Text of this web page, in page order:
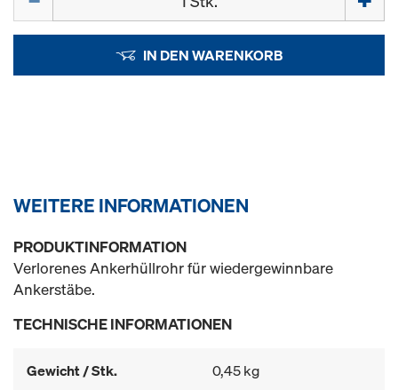
IN DEN WARENKORB
WEITERE INFORMATIONEN
PRODUKTINFORMATION
Verlorenes Ankerhüllrohr für wiedergewinnbare
Ankerstäbe.
TECHNISCHE INFORMATIONEN
Gewicht / Stk. 0,45 kg